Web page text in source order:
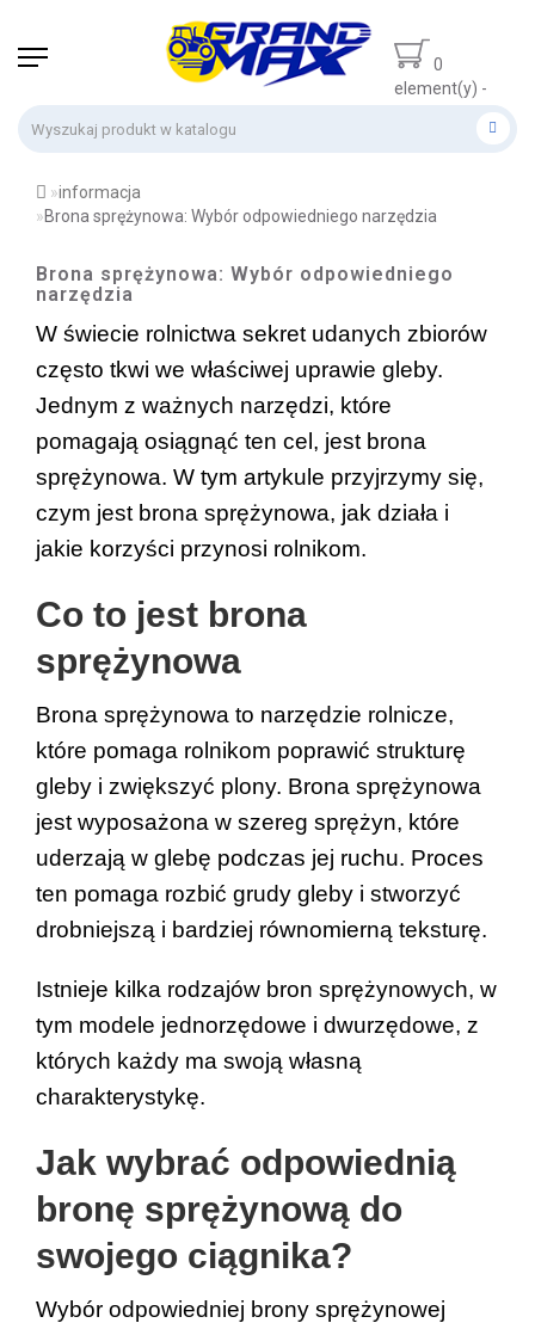
0
element(y) -
informacja
Brona sprężynowa: Wybór odpowiedniego narzędzia
Brona sprężynowa: Wybór odpowiedniego
narzędzia
W świecie rolnictwa sekret udanych zbiorów
często tkwi we właściwej uprawie gleby.
Jednym z ważnych narzędzi, które
pomagają osiągnąć ten cel, jest brona
sprężynowa. W tym artykule przyjrzymy się,
czym jest brona sprężynowa, jak działa i
jakie korzyści przynosi rolnikom.
Co to jest brona
sprężynowa
Brona sprężynowa to narzędzie rolnicze,
które pomaga rolnikom poprawić strukturę
gleby i zwiększyć plony. Brona sprężynowa
jest wyposażona w szereg sprężyn, które
uderzają w glebę podczas jej ruchu. Proces
ten pomaga rozbić grudy gleby i stworzyć
drobniejszą i bardziej równomierną teksturę.
Istnieje kilka rodzajów bron sprężynowych, w
tym modele jednorzędowe i dwurzędowe, z
których każdy ma swoją własną
charakterystykę.
Jak wybrać odpowiednią
bronę sprężynową do
swojego ciągnika?
Wybór odpowiedniej brony sprężynowej